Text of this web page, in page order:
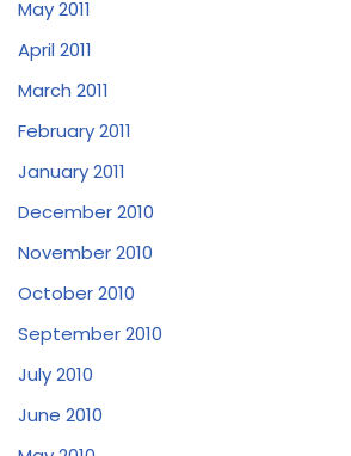
May 2011
April 2011
March 2011
February 2011
January 2011
December 2010
November 2010
October 2010
September 2010
July 2010
June 2010